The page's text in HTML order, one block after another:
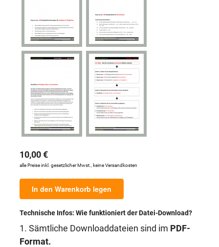
10,00 €
alle Preise inkl. gesetzlicher Mwst., keine Versandkosten
In den Warenkorb legen
Technische Infos: Wie funktioniert der Datei-Download?
1. Sämtliche Downloaddateien sind im PDF-
Format.